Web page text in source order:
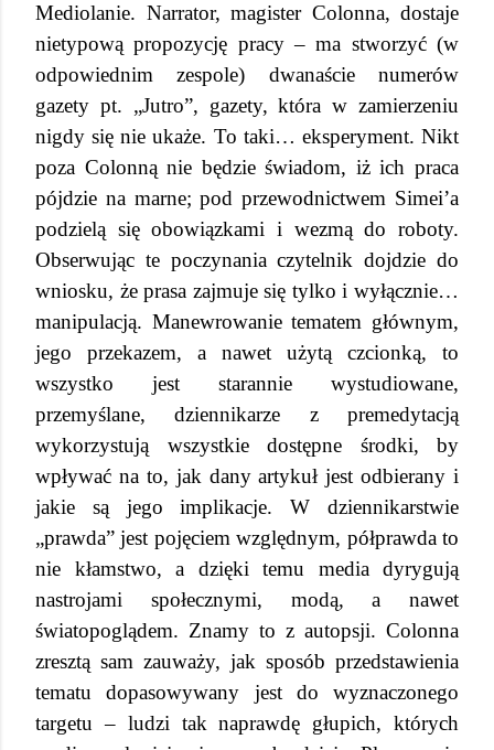
Mediolanie. Narrator, magister Colonna, dostaje
nietypową propozycję pracy – ma stworzyć (w
odpowiednim zespole) dwanaście numerów
gazety pt. „Jutro”, gazety, która w zamierzeniu
nigdy się nie ukaże. To taki… eksperyment. Nikt
poza Colonną nie będzie świadom, iż ich praca
pójdzie na marne; pod przewodnictwem Simei’a
podzielą się obowiązkami i wezmą do roboty.
Obserwując te poczynania czytelnik dojdzie do
wniosku, że prasa zajmuje się tylko i wyłącznie…
manipulacją. Manewrowanie tematem głównym,
jego przekazem, a nawet użytą czcionką, to
wszystko jest starannie wystudiowane,
przemyślane, dziennikarze z premedytacją
wykorzystują wszystkie dostępne środki, by
wpływać na to, jak dany artykuł jest odbierany i
jakie są jego implikacje. W dziennikarstwie
„prawda” jest pojęciem względnym, półprawda to
nie kłamstwo, a dzięki temu media dyrygują
nastrojami społecznymi, modą, a nawet
światopoglądem. Znamy to z autopsji. Colonna
zresztą sam zauważy, jak sposób przedstawienia
tematu dopasowywany jest do wyznaczonego
targetu – ludzi tak naprawdę głupich, których